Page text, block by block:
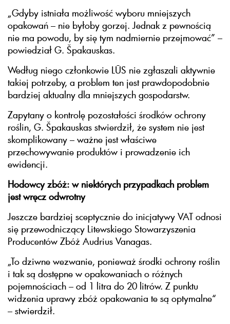
„Gdyby istniała możliwość wyboru mniejszych
opakowań – nie byłoby gorzej. Jednak z pewnością
nie ma powodu, by się tym nadmiernie przejmować” –
powiedział G. Špakauskas.
Według niego członkowie LŪS nie zgłaszali aktywnie
takiej potrzeby, a problem ten jest prawdopodobnie
bardziej aktualny dla mniejszych gospodarstw.
Zapytany o kontrolę pozostałości środków ochrony
roślin, G. Špakauskas stwierdził, że system nie jest
skomplikowany – ważne jest właściwe
przechowywanie produktów i prowadzenie ich
ewidencji.
Hodowcy zbóż: w niektórych przypadkach problem
jest wręcz odwrotny
Jeszcze bardziej sceptycznie do inicjatywy VAT odnosi
się przewodniczący Litewskiego Stowarzyszenia
Producentów Zbóż Audrius Vanagas.
„To dziwne wezwanie, ponieważ środki ochrony roślin
i tak są dostępne w opakowaniach o różnych
pojemnościach – od 1 litra do 20 litrów. Z punktu
widzenia uprawy zbóż opakowania te są optymalne“
– stwierdził.